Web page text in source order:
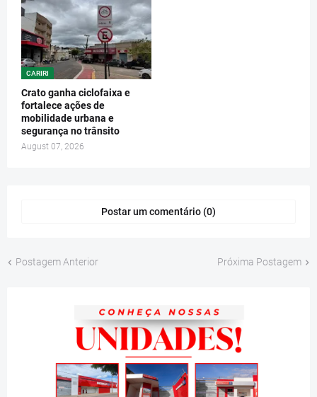
CARIRI
Crato ganha ciclofaixa e
fortalece ações de
mobilidade urbana e
segurança no trânsito
August 07, 2026
Postar um comentário (0)
Postagem Anterior Próxima Postagem